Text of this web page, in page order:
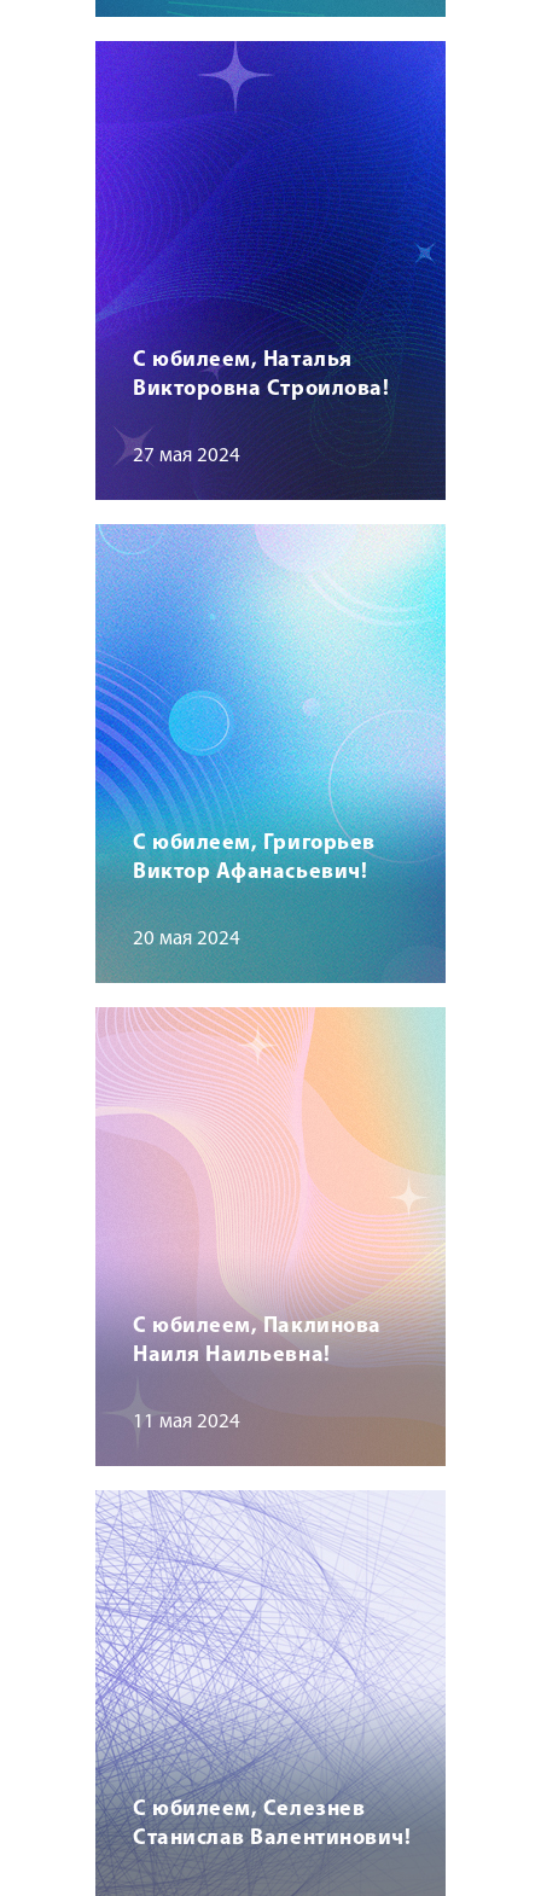
С юбилеем, Наталья
Викторовна Строилова!
27 мая 2024
С юбилеем, Григорьев
Виктор Афанасьевич!
20 мая 2024
С юбилеем, Паклинова
Наиля Наильевна!
11 мая 2024
С юбилеем, Селезнев
Станислав Валентинович!